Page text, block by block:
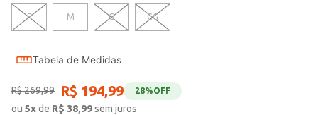
P M G GG
Tabela de Medidas
R$269,99 R$ 194,99 28%OFF
ou 5xde R$ 38,99sem juros